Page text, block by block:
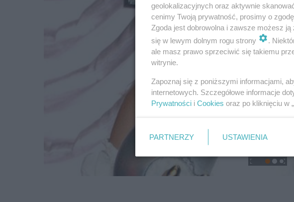
geolokalizacyjnych oraz aktywnie
cenimy Twoją prywatność, prosimy o
Zgoda jest dobrowolna i zawsze możesz
się w lewym dolnym rogu strony
.
ale masz prawo sprzeciwić się takiemu
witrynie.
Zapoznaj się z poniższymi informacjami,
internetowych. Szczegółowe informacje
Prywatności i Cookies oraz po kliknięciu w
PARTNERZY USTAWIENIA